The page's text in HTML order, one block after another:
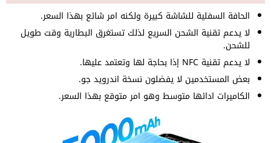
الحافة السفلية للشاشة كبيرة ولكنه امر شائع بهذا السعر.
لا يدعم تقنية الشحن السريع لذلك تستغرق البطارية وقت طويل
للشحن.
لا يدعم تقنية NFC إذا بحاجة لها وتعتمد عليها.
بعض المستخدمين لا يفضلون نسخة اندرويد جو.
الكاميرات ادائها متوسط وهو امر متوقع بهذا السعر.